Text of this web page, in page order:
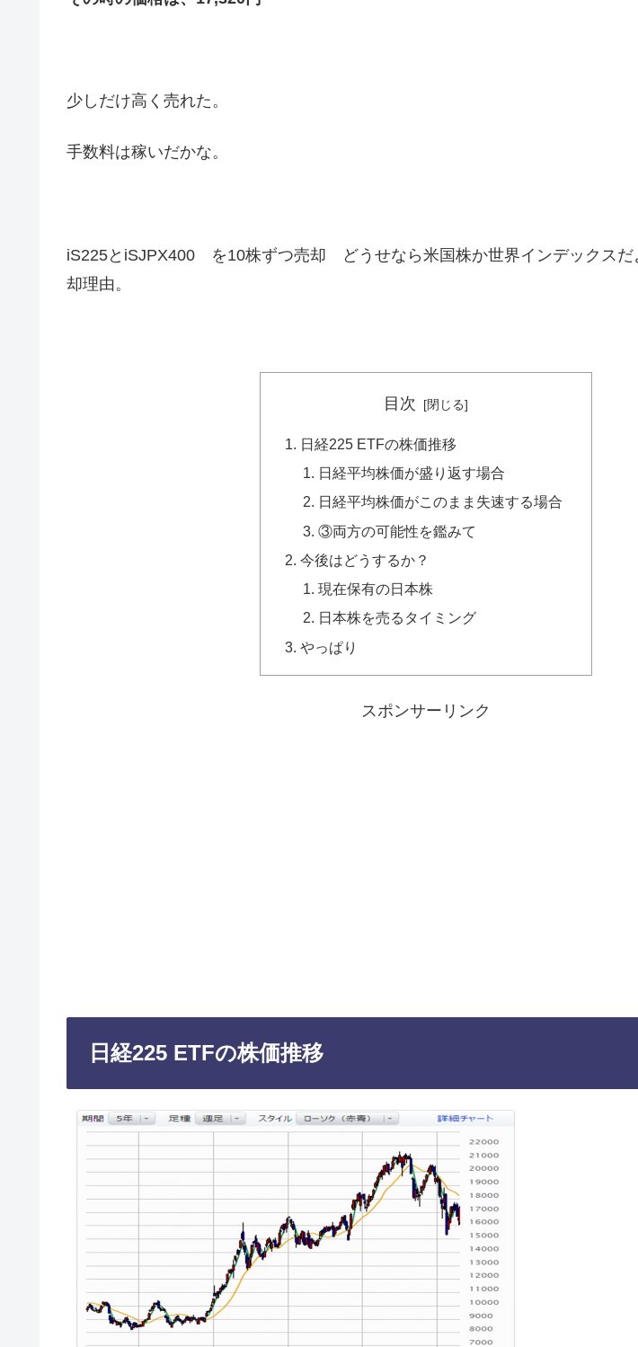
少しだけ高く売れた。
手数料は稼いだかな。
iS225とiSJPX400 を10株ずつ売却 どうせなら米国株か世界インデックスだ
却理由。
目次
日経225 ETFの株価推移
日経平均株価が盛り返す場合
日経平均株価がこのまま失速する場合
③両方の可能性を鑑みて
今後はどうするか？
現在保有の日本株
日本株を売るタイミング
やっぱり
スポンサーリンク
日経225 ETFの株価推移